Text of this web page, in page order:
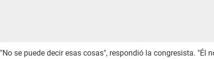
"No se puede decir esas cosas", respondió la congresista. "Él